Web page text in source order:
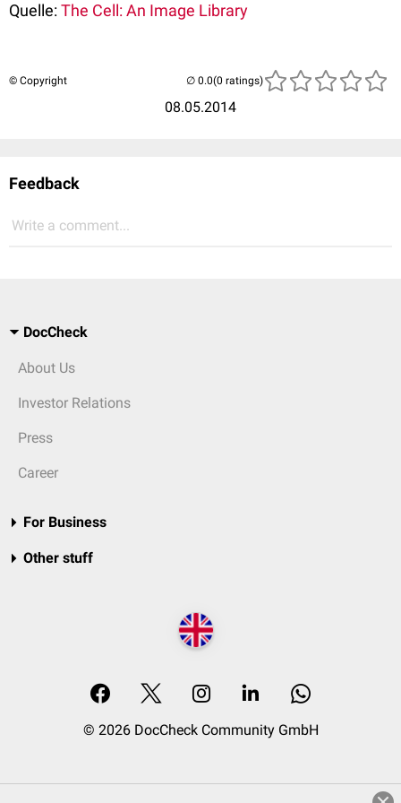
Quelle:The Cell: An Image Library
© Copyright
08.05.2014
(0 ratings)
Feedback
Write a comment...
DocCheck
About Us
Investor Relations
Press
Career
For Business
Other stuff
© 2026 DocCheck Community GmbH